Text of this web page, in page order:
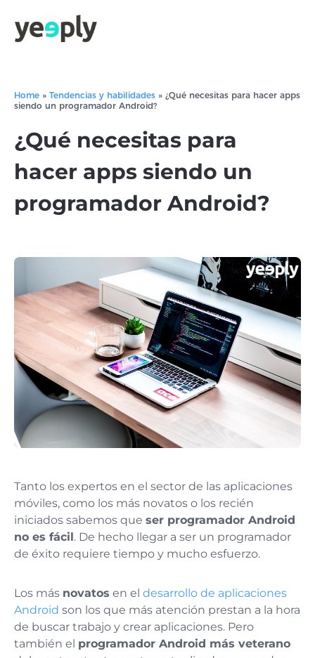
Home » Tendencias y habilidades » ¿Qué necesitas para hacer apps
siendo un programador Android?
¿Qué necesitas para
hacer apps siendo un
programador Android?
Tanto los expertos en el sector de las aplicaciones
móviles, como los más novatos o los recién
iniciados sabemos que ser programador Android
no es fácil. De hecho llegar a ser un programador
de éxito requiere tiempo y mucho esfuerzo.
Los más novatos en el desarrollo de aplicaciones
Android son los que más atención prestan a la hora
de buscar trabajo y crear aplicaciones. Pero
también el programador Android más veterano